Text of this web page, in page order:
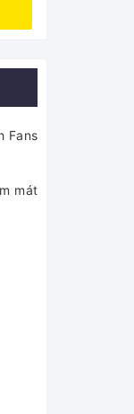
Fans
mát